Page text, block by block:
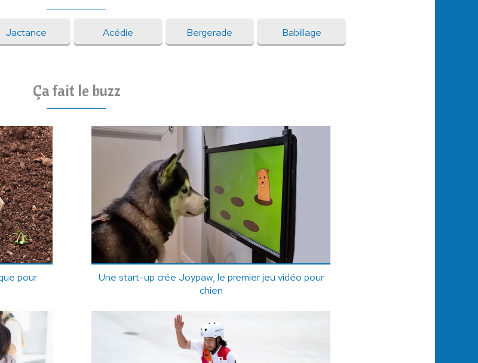
Jactance Acédie Bergerade Babillage
Ça fait le buzz
pour
Une start-up crée Joypaw, le premier jeu vidéo pour
chien